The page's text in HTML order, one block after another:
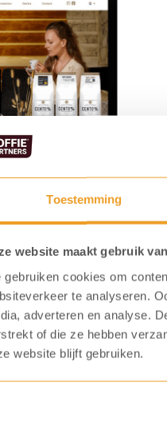
Toestemming
website maakt gebruik
gebruiken cookies om
te analyseren.
adverteren en analyse.
of die ze hebben
website blijft gebruiken.
Ook in onze showroom
nog